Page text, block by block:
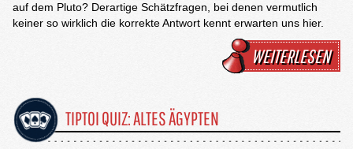
auf dem Pluto? Derartige Schätzfragen, bei denen vermutlich
keiner so wirklich die korrekte Antwort kennt erwarten uns hier.
WEITERLESEN
TIPTOI QUIZ: ALTES ÄGYPTEN